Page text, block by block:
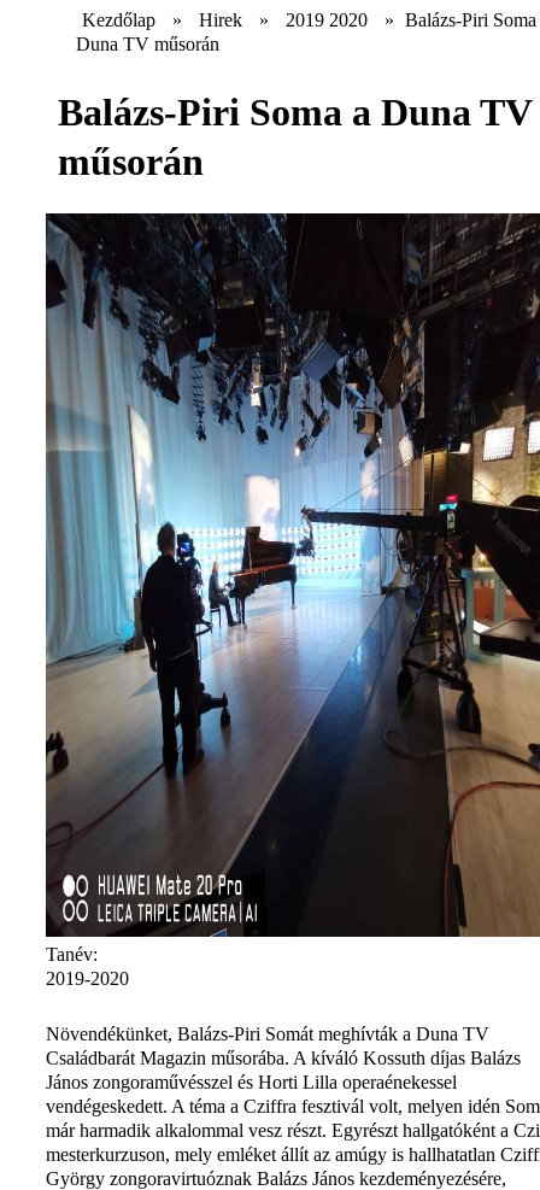
Kezdőlap » Hirek » 2019 2020 » Balázs-Piri Soma
Duna TV műsorán
Balázs-Piri Soma a Duna TV
műsorán
Tanév:
2019-2020
Növendékünket, Balázs-Piri Somát meghívták a Duna TV
Családbarát Magazin műsorába. A kíváló Kossuth díjas Balázs
János zongoraművésszel és Horti Lilla operaénekessel
vendégeskedett. A téma a Cziffra fesztivál volt, melyen idén
már harmadik alkalommal vesz részt. Egyrészt hallgatóként a
mesterkurzuson, mely emléket állít az amúgy is hallhatatlan
György zongoravirtuóznak Balázs János kezdeményezésére,